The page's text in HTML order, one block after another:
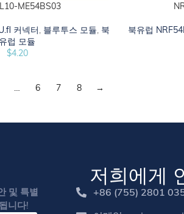
ME54BS03
커넥터, 블루투스 모듈, 북
유럽 모듈
$4.20
카트에 추가하십
북유럽
… 6 7 8 →
및 특별
니다!
저희에게
+86 (755) 2801